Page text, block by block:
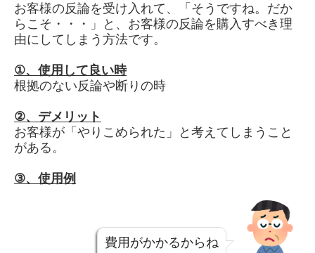
お客様の反論を受け入れて、「そうですね。だか
らこそ・・・」と、お客様の反論を購入すべき理
由にしてしまう方法です。
①、 使用して良い時
根拠のない反論や断りの時
②、 デメリット
お客様が「やりこめられた」と考えてしまうこと
がある。
③、 使用例
費用がかかるからね